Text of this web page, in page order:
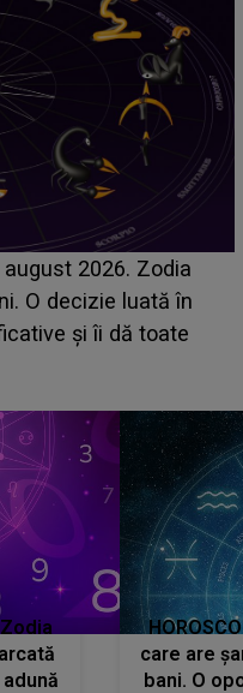
ASCUNS până
din Casa Iubirii
despre mama
te iubesc pentru
Zodia
care are
bani. O